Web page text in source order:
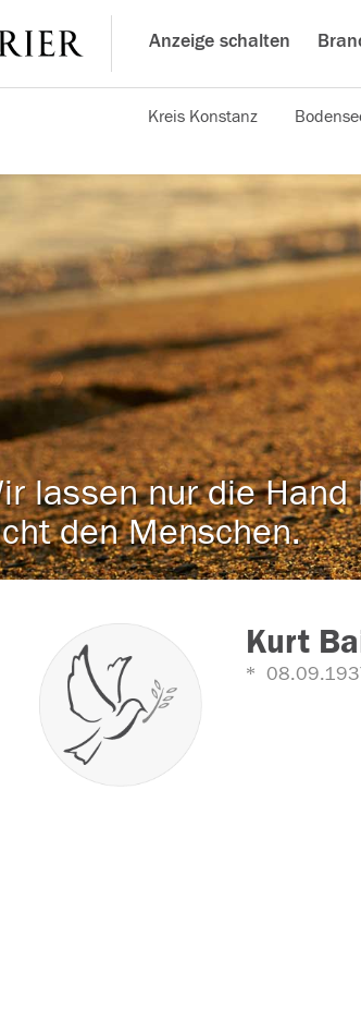
Anzeige schalten
Kreis Konstanz
lassen nur die Hand
den Menschen.
Kurt